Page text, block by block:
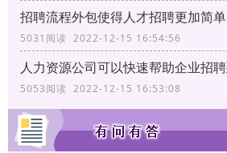
招聘流程外包使得人才招聘更加简单
5031阅读 2022-12-15 16:54:56
5053阅读 2022-12-15 16:53:08